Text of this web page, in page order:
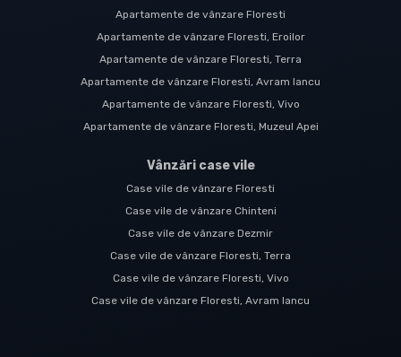
Apartamente de vânzare Floresti
Apartamente de vânzare Floresti, Eroilor
Apartamente de vânzare Floresti, Terra
Apartamente de vânzare Floresti, Avram Iancu
Apartamente de vânzare Floresti, Vivo
Apartamente de vânzare Floresti, Muzeul Apei
Vânzări case vile
Case vile de vânzare Floresti
Case vile de vânzare Chinteni
Case vile de vânzare Dezmir
Case vile de vânzare Floresti, Terra
Case vile de vânzare Floresti, Vivo
Case vile de vânzare Floresti, Avram Iancu